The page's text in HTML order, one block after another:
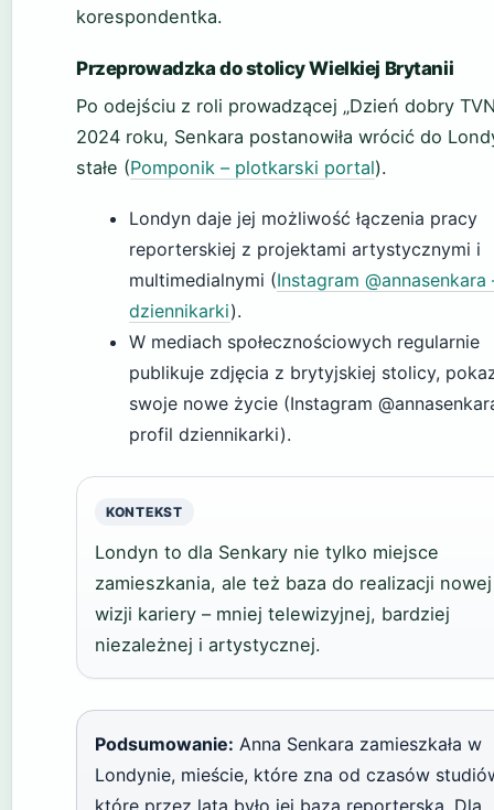
korespondentka.
Przeprowadzka do stolicy Wielkiej Brytanii
Po odejściu z roli prowadzącej „Dzień dobry
2024 roku, Senkara postanowiła wrócić do
stałe (Pomponik – plotkarski portal).
Londyn daje jej możliwość łączenia pracy
reporterskiej z projektami artystycznymi i
multimedialnymi (Instagram
dziennikarki).
W mediach społecznościowych regularnie
publikuje zdjęcia z brytyjskiej stolicy,
swoje nowe życie (Instagram
profil dziennikarki).
KONTEKST
Londyn to dla Senkary nie tylko miejsce
zamieszkania, ale też baza do realizacji nowej
wizji kariery – mniej telewizyjnej, bardziej
niezależnej i artystycznej.
Podsumowanie: Anna Senkara zamieszkała w
Londynie, mieście, które zna od czasów
które przez lata było jej bazą reporterską. Dla